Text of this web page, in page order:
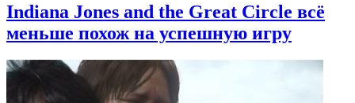
Indiana Jones and the Great Circle всё
меньше похож на успешную игру